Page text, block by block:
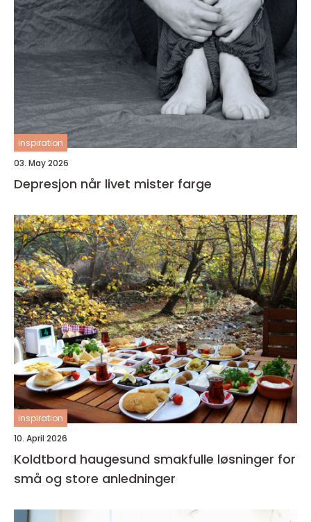
inspiration
03. May 2026
Depresjon når livet mister farge
inspiration
10. April 2026
Koldtbord haugesund smakfulle løsninger for
små og store anledninger